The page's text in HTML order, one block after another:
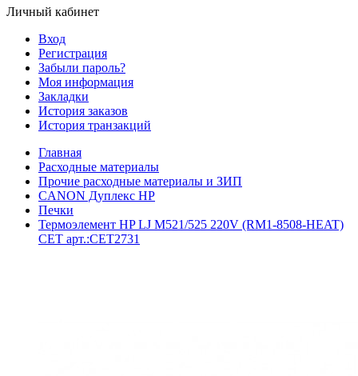
Личный кабинет
Вход
Регистрация
Забыли пароль?
Моя информация
Закладки
История заказов
История транзакций
Главная
Расходные материалы
Прочие расходные материалы и ЗИП
CANON Дуплекс HP
Печки
Термоэлемент HP LJ M521/525 220V (RM1-8508-HEAT)
CET арт.:CET2731